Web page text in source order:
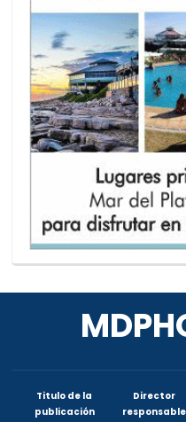
Titulo de la
publicación
Director
responsable